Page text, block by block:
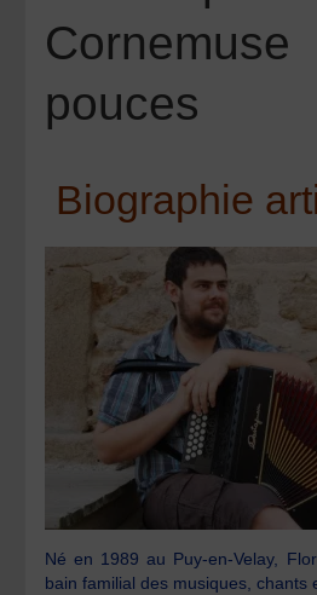
pouces
Biographie
Né en 1989 au Puy-en-Velay,
bain familial des musiques, chants